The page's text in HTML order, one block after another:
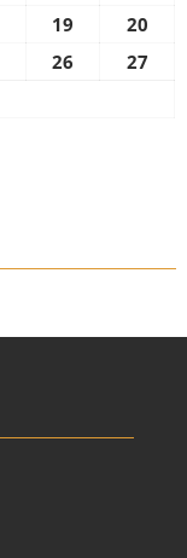
19
20
26
27